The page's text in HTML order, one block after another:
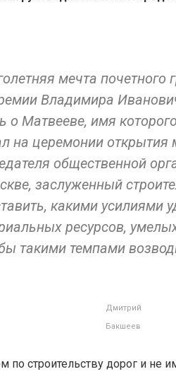
мечта почетного
Владимира
о Матвееве, имя
на церемонии
общественной
заслуженный
какими усилиями
ресурсов,
такими темпами
Дмитрий
Бакшеев
по строительству дорог и